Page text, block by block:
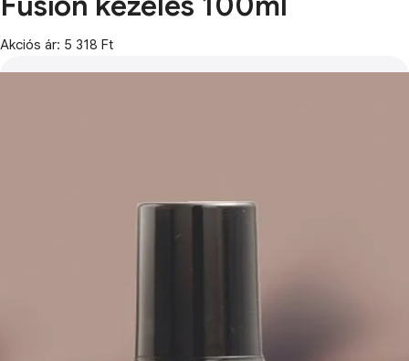
Akciós ár: 5 318 Ft